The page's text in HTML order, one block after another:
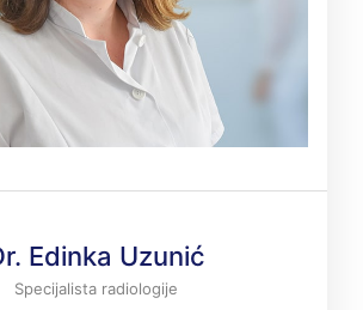
Edinka Uzunić
Specijalista radiologije